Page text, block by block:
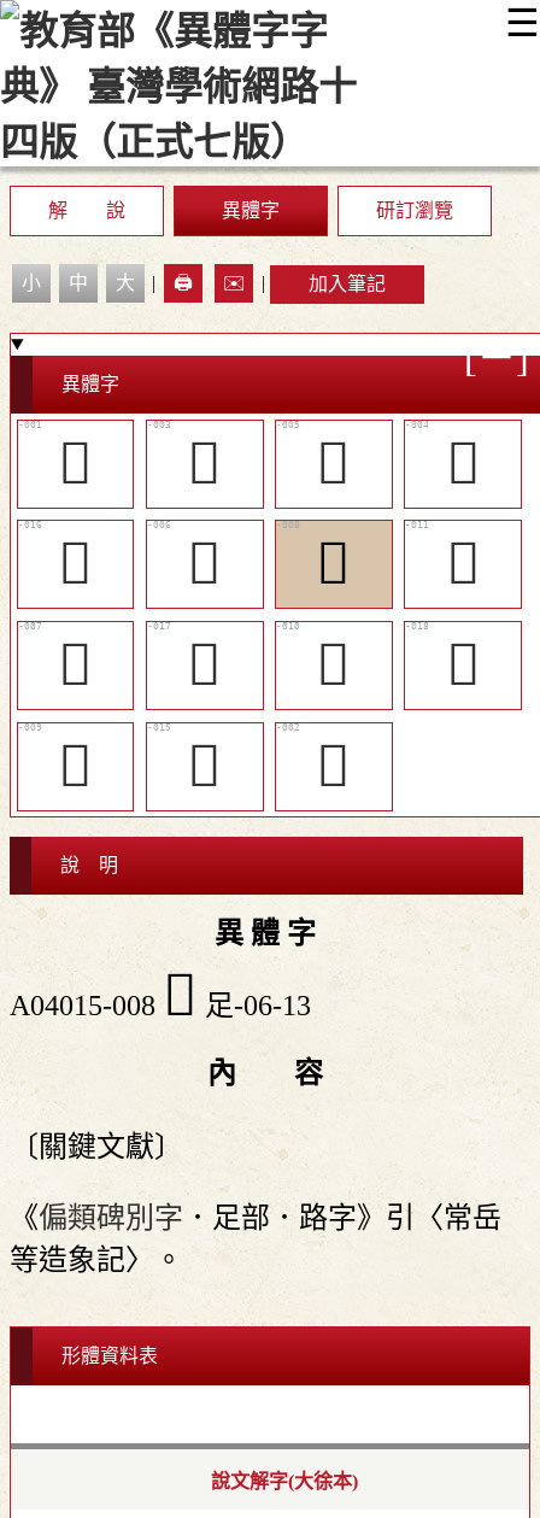
☰
::: 最新消息 常見問題 編輯說明
顯示模式
網站導覽
解 說 異體字 研訂瀏覽
小 中 大 | 🖨️ ✉️ | 加入筆記
異體字
𡽘 󵳚 󵳜
󵳛
󵳤
󵳝 󵳟
󵳢
󵳞
󵳥 󵳡
󵳦
󵳠
󵳣 𨱴
說 明
異 體 字
A04015-008 󵳟 足-06-13
內 容
〔關鍵文獻〕
《偏類碑別字 ．足部．路字》引〈常岳
等造象記〉。
形體資料表
說文解字(大徐本)